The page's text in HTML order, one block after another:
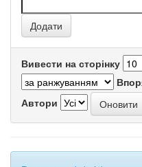
Вивести на сторінку
Автори